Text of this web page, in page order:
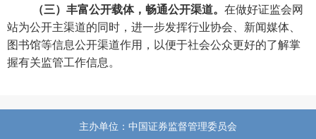
（三）丰富公开载体，畅通公开渠道。 在做好证监会网
站为公开主渠道的同时，进一步发挥行业协会、新闻媒体、
图书馆等信息公开渠道作用，以便于社会公众更好的了解掌
握有关监管工作信息。
主办单位：中国证券监督管理委员会